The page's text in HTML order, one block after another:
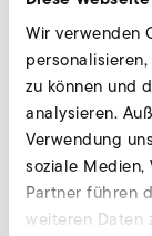
Wir verwenden
zu können und
analysieren.
Verwendung
soziale Medien,
Partner führen
weiteren Daten